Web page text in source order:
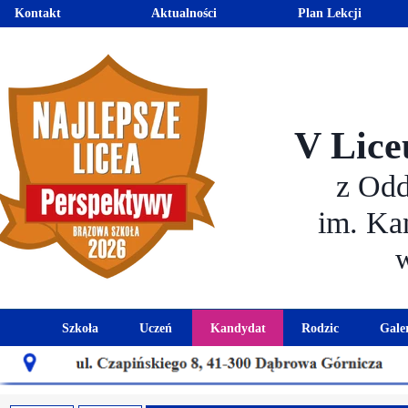
Rodzic
Harmonogram
Szkoła
Historia szkoły
Uczeń
Kalendarz roku szkolnego
Kandydat
Aktualności dla
V
z
im.
Plan Lekcji
Aktualności
Kontakt